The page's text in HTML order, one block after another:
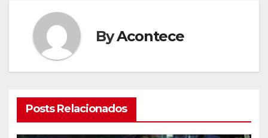
ByAcontece
Posts Relacionados